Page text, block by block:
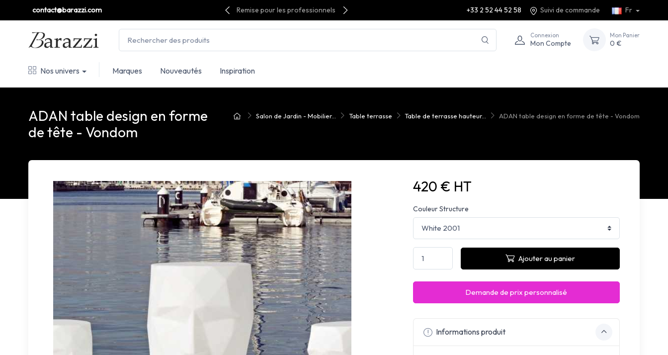
contact@barazzi.com Remise pour les professionnels +33 2 52 44 52 58 Suivi de commande Fr
Connexion
Mon Compte
Mon Panier
0 €
Nos univers Marques Nouveautés Inspiration
Salon de Jardin - Mobilier... Table terrasse Table de terrasse hauteur... ADAN table design en forme de tête - Vondom
ADAN table design en forme
de tête - Vondom
420 € HT
Couleur Structure
Ajouter au panier
Demande de prix personnalisé
Informations produit